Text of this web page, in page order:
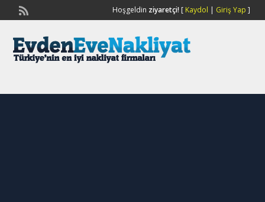
Hoşgeldin ziyaretçi![ Kaydol | Giriş Yap ]